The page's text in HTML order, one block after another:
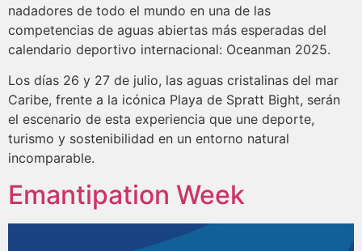
nadadores de todo el mundo en una de las
competencias de aguas abiertas más esperadas del
calendario deportivo internacional: Oceanman 2025.
Los días 26 y 27 de julio, las aguas cristalinas del mar
Caribe, frente a la icónica Playa de Spratt Bight, serán
el escenario de esta experiencia que une deporte,
turismo y sostenibilidad en un entorno natural
incomparable.
Emantipation Week